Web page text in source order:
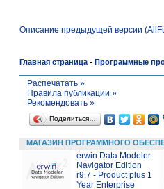
Описание предыдущей версии
Главная страница - Программные
Распечатать »
Правила публикации »
Рекомендовать »
Поделиться…
МАГАЗИН ПРОГРАММНОГО
erwin Data Modeler
Navigator Edition
r9.7 - Product plus 1
Year Enterprise